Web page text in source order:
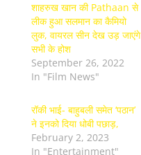
शाहरुख खान की Pathaan से
लीक हुआ सलमान का कैमियो
लुक, वायरल सीन देख उड़ जाएंगे
सभी के होश
September 26, 2022
In "Film News"
रॉकी भाई- बाहुबली समेत ‘पठान’
ने इनको दिया धोबी पछाड़,
February 2, 2023
In "Entertainment"